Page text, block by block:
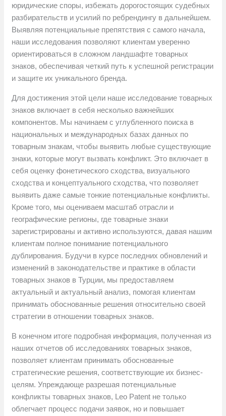
юридические споры, избежать дорогостоящих судебных
разбирательств и усилий по ребрендингу в дальнейшем.
Выявляя потенциальные препятствия с самого начала,
наши исследования позволяют клиентам уверенно
ориентироваться в сложном ландшафте товарных
знаков, обеспечивая четкий путь к успешной регистрации
и защите их уникального бренда.
Для достижения этой цели наше исследование товарных
знаков включает в себя несколько важнейших
компонентов. Мы начинаем с углубленного поиска в
национальных и международных базах данных по
товарным знакам, чтобы выявить любые существующие
знаки, которые могут вызвать конфликт. Это включает в
себя оценку фонетического сходства, визуального
сходства и концептуального сходства, что позволяет
выявить даже самые тонкие потенциальные конфликты.
Кроме того, мы оцениваем масштаб отрасли и
географические регионы, где товарные знаки
зарегистрированы и активно используются, давая нашим
клиентам полное понимание потенциального
дублирования. Будучи в курсе последних обновлений и
изменений в законодательстве и практике в области
товарных знаков в Турции, мы предоставляем
актуальный и актуальный анализ, помогая клиентам
принимать обоснованные решения относительно своей
стратегии в отношении товарных знаков.
В конечном итоге подробная информация, полученная из
наших отчетов об исследованиях товарных знаков,
позволяет клиентам принимать обоснованные
стратегические решения, соответствующие их бизнес-
целям. Упреждающе разрешая потенциальные
конфликты товарных знаков, Leo Patent не только
облегчает процесс подачи заявок, но и повышает